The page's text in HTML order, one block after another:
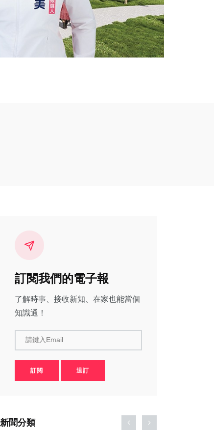
訂閱我們的電子報
了解時事、接收新知、在家也能當個
知識通！
請鍵入Email
訂閱 退訂
新聞分類